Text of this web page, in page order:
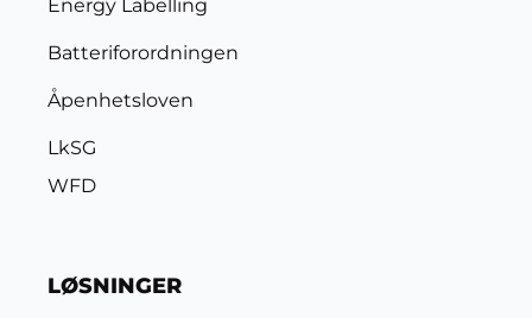
Energy Labelling
Batteriforordningen
Åpenhetsloven
LkSG
WFD
LØSNINGER